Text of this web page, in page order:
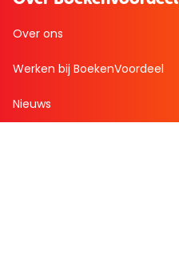
Over ons
Werken bij BoekenVoordeel
Nieuws